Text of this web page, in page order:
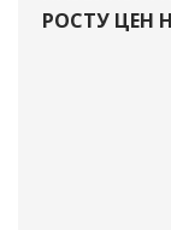
РОСТУ ЦЕН